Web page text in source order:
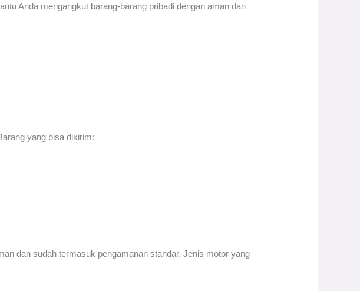
Anda mengangkut barang-barang pribadi dengan aman dan
yang bisa dikirim:
dan sudah termasuk pengamanan standar. Jenis motor yang